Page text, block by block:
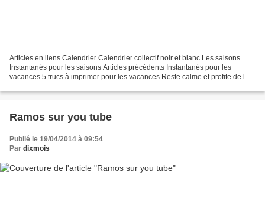
Articles en liens Calendrier Calendrier collectif noir et blanc Les saisons
Instantanés pour les saisons Articles précédents Instantanés pour les
vacances 5 trucs à imprimer pour les vacances Reste calme et profite de la
Ramos sur you tube
Publié le 19/04/2014 à 09:54
Par dixmois